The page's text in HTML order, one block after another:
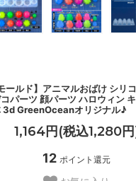
ールド】アニマルおばけ シリ
パーツ 顔パーツ ハロウィン
3d GreenOceanオリジナル♪
1,164円(税込1,280
12 ポイント還元